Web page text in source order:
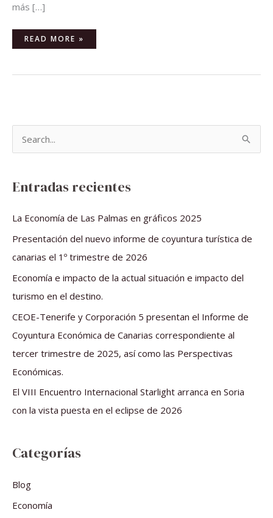
más […]
READ MORE »
a
r
Entradas recientes
La Economía de Las Palmas en gráficos 2025
Presentación del nuevo informe de coyuntura turística de
canarias el 1º trimestre de 2026
Economía e impacto de la actual situación e impacto del
turismo en el destino.
CEOE-Tenerife y Corporación 5 presentan el Informe de
Coyuntura Económica de Canarias correspondiente al
tercer trimestre de 2025, así como las Perspectivas
Económicas.
El VIII Encuentro Internacional Starlight arranca en Soria
con la vista puesta en el eclipse de 2026
Categorías
Blog
Economía